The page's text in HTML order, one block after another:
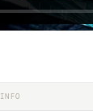
INFO